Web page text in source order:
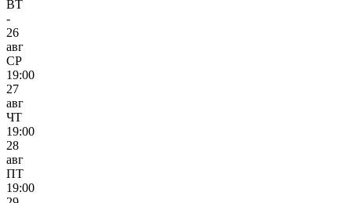
ВТ
-
26
авг
СР
19:00
27
авг
ЧТ
19:00
28
авг
ПТ
19:00